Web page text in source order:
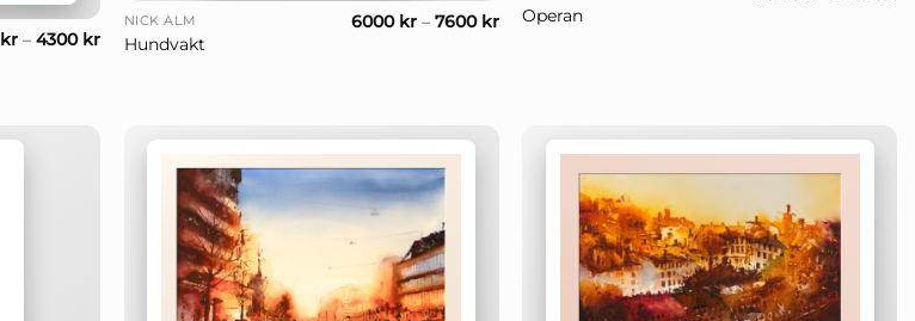
kr –4300 kr
NICK ALM
Hundvakt
6000 kr– 7600 kr Operan